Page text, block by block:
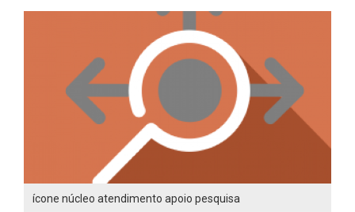
ícone núcleo atendimento apoio pesquisa